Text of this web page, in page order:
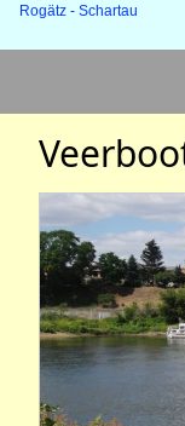
Rogätz - Schartau